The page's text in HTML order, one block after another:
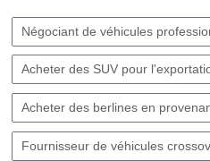
Négociant de véhicules
Acheter des SUV pour
Acheter des berlines en
Fournisseur de véhicules